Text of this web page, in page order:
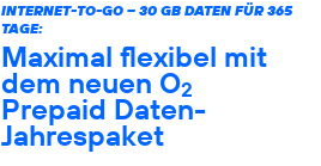
INTERNET-TO-GO – 30 GB DATEN FÜR 365
TAGE:
Maximal flexibel mit
dem neuen O2
Prepaid Daten-
Jahrespaket